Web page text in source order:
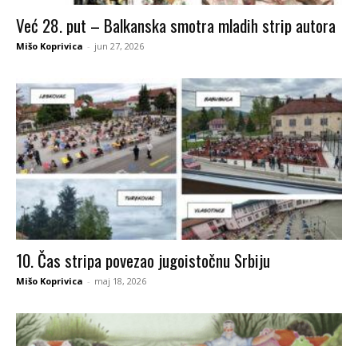
Već 28. put – Balkanska smotra mladih strip autora
Mišo Koprivica - jun 27, 2026
10. Čas stripa povezao jugoistočnu Srbiju
Mišo Koprivica - maj 18, 2026